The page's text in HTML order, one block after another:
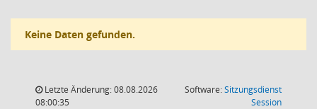
Keine Daten gefunden.
Letzte Änderung: 08.08.2026
08:00:35
Software:Sitzungsdienst
Session(Wird in